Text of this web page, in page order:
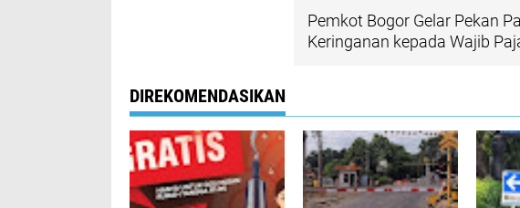
Pemkot Bogor Gelar Pekan
Keringanan kepada Wajib
DIREKOMENDASIKAN